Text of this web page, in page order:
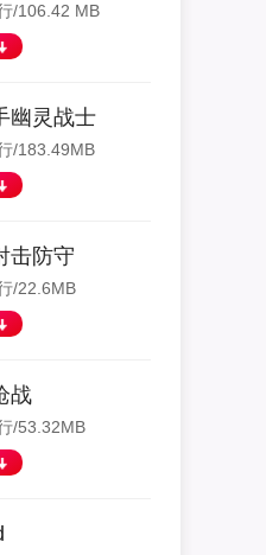
/106.42 MB
幽灵战士
/183.49MB
击防守
/22.6MB
战
/53.32MB